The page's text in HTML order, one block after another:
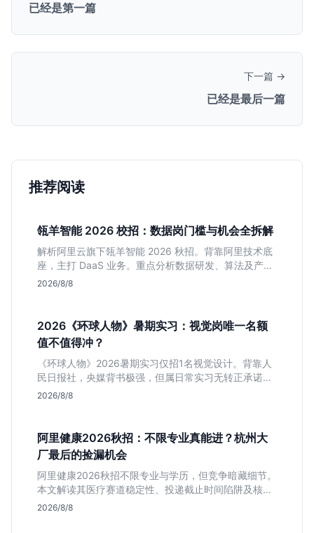
已经是第一篇
下一篇 →
已经是最后一篇
推荐阅读
瓴羊智能 2026 校招：数据岗门槛与机会全拆解
解析阿里云旗下瓴羊智能 2026 秋招。背靠阿里技术底
座，主打 DaaS 业务。重点分析数据研发、算法及产品
岗的硬性要求，评估 B 端数据路线的成长曲线与抗压挑
2026/8/8
2026《环球人物》暑期实习：视觉岗唯一名额
值不值得冲？
《环球人物》2026暑期实习仅招1名视觉设计。背靠人
民日报社，央媒背书极强，但属日常实习无转正承诺。
适合追求高含金量简历、能接受严谨流程的设计生，想
2026/8/8
阿里健康2026秋招：不限专业真能进？杭州大
厂最后的捡漏机会
阿里健康2026秋招不限专业与学历，但竞争暗藏细节。
本文解读其医疗赛道稳定性、投递截止时间陷阱及核心
岗位面试节奏，帮应届生判断是否值得投入。
2026/8/8